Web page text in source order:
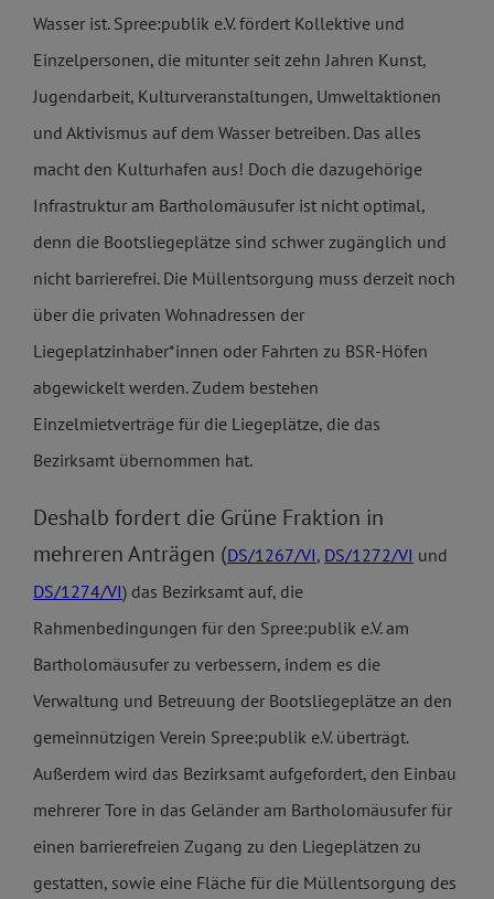
Wasser ist. Spree:publik e.V. fördert Kollektive und
Einzelpersonen, die mitunter seit zehn Jahren Kunst,
Jugendarbeit, Kulturveranstaltungen, Umweltaktionen
und Aktivismus auf dem Wasser betreiben. Das alles
macht den Kulturhafen aus! Doch die dazugehörige
Infrastruktur am Bartholomäusufer ist nicht optimal,
denn die Bootsliegeplätze sind schwer zugänglich und
nicht barrierefrei. Die Müllentsorgung muss derzeit noch
über die privaten Wohnadressen der
Liegeplatzinhaber*innen oder Fahrten zu BSR-Höfen
abgewickelt werden. Zudem bestehen
Einzelmietverträge für die Liegeplätze, die das
Bezirksamt übernommen hat.
Deshalb fordert die Grüne Fraktion in
mehreren Anträgen (DS/1267/VI, DS/1272/VI und
DS/1274/VI) das Bezirksamt auf, die
Rahmenbedingungen für den Spree:publik e.V. am
Bartholomäusufer zu verbessern, indem es die
Verwaltung und Betreuung der Bootsliegeplätze an den
gemeinnützigen Verein Spree:publik e.V. überträgt.
Außerdem wird das Bezirksamt aufgefordert, den Einbau
mehrerer Tore in das Geländer am Bartholomäusufer für
einen barrierefreien Zugang zu den Liegeplätzen zu
gestatten, sowie eine Fläche für die Müllentsorgung des